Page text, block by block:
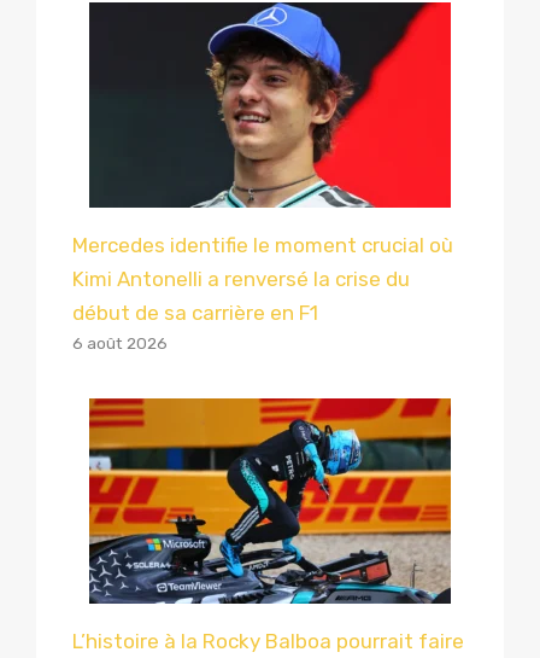
Mercedes identifie le moment crucial où
Kimi Antonelli a renversé la crise du
début de sa carrière en F1
6 août 2026
L’histoire à la Rocky Balboa pourrait faire